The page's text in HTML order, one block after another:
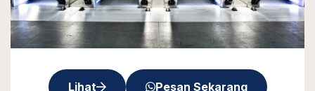
Lihat Pesan Sekarang